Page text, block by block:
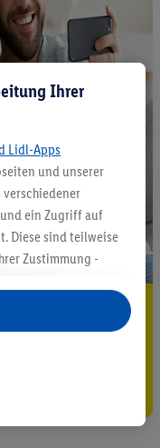
Ihrer
Lidl-Apps
und unserer
verschiedener
ein Zugriff auf
Diese sind teilweise
Zustimmung -
IAB TCF
Werbung
werden